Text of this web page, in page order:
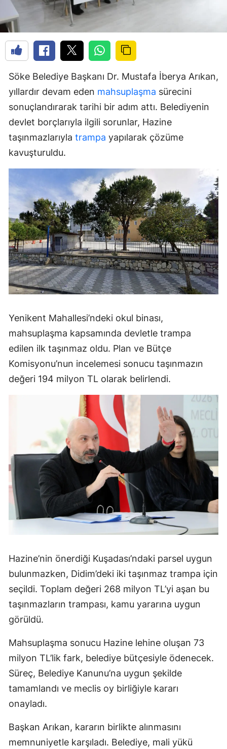
Söke Belediye Başkanı Dr. Mustafa İberya Arıkan,
yıllardır devam eden mahsuplaşma sürecini
sonuçlandırarak tarihi bir adım attı. Belediyenin
devlet borçlarıyla ilgili sorunlar, Hazine
taşınmazlarıyla trampa yapılarak çözüme
kavuşturuldu.
Yenikent Mahallesi’ndeki okul binası,
mahsuplaşma kapsamında devletle trampa
edilen ilk taşınmaz oldu. Plan ve Bütçe
Komisyonu’nun incelemesi sonucu taşınmazın
değeri 194 milyon TL olarak belirlendi.
Hazine’nin önerdiği Kuşadası’ndaki parsel uygun
bulunmazken, Didim’deki iki taşınmaz trampa için
seçildi. Toplam değeri 268 milyon TL’yi aşan bu
taşınmazların trampası, kamu yararına uygun
görüldü.
Mahsuplaşma sonucu Hazine lehine oluşan 73
milyon TL’lik fark, belediye bütçesiyle ödenecek.
Süreç, Belediye Kanunu’na uygun şekilde
tamamlandı ve meclis oy birliğiyle kararı
onayladı.
Başkan Arıkan, kararın birlikte alınmasını
memnuniyetle karşıladı. Belediye, mali yükü